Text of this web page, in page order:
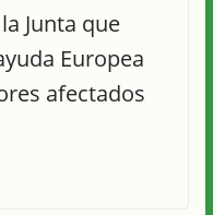
Junta que
Europea
afectados